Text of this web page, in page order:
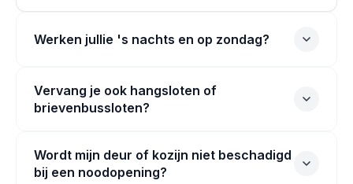
Werken jullie 's nachts en op zondag?
Vervang je ook hangsloten of
brievenbussloten?
Wordt mijn deur of kozijn niet beschadigd
bij een noodopening?